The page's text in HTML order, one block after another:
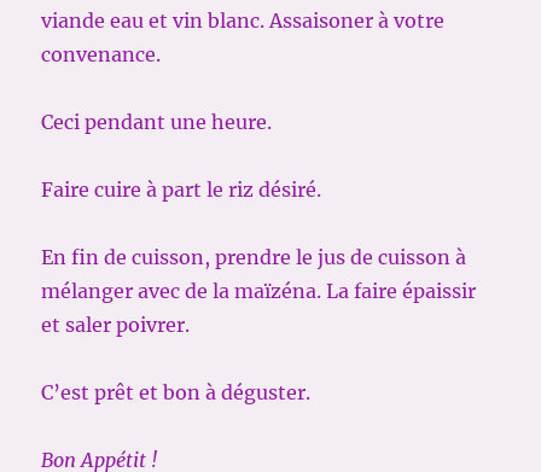
viande eau et vin blanc. Assaisoner à votre
convenance.
Ceci pendant une heure.
Faire cuire à part le riz désiré.
En fin de cuisson, prendre le jus de cuisson à
mélanger avec de la maïzéna. La faire épaissir
et saler poivrer.
C’est prêt et bon à déguster.
Bon Appétit !